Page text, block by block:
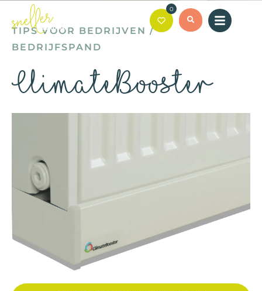
0
TIPS VOOR BEDRIJVEN /
BEDRIJFSPAND
ClimateBooster